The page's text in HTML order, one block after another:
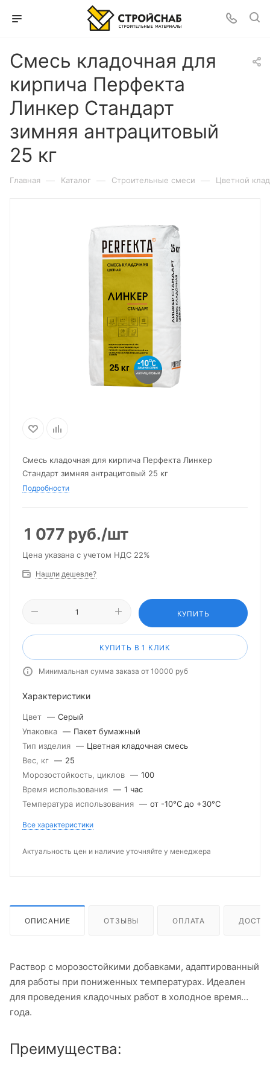
Смесь кладочная для
кирпича Перфекта
Линкер Стандарт
зимняя антрацитовый
25 кг
Главная — Каталог — Строительные смеси — Цветной
Смесь кладочная для кирпича Перфекта Линкер
Стандарт зимняя антрацитовый 25 кг
Подробности
1 077 руб./шт
Цена указана с учетом НДС 22%
Нашли дешевле?
КУПИТЬ
КУПИТЬ В 1 КЛИК
Минимальная сумма заказа от 10000 руб
Характеристики
Цвет — Серый
Упаковка — Пакет бумажный
Тип изделия — Цветная кладочная смесь
Вес, кг — 25
Морозостойкость, циклов — 100
Время использования — 1 час
Температура использования — от -10°С до +30°С
Все характеристики
Актуальность цен и наличие уточняйте у менеджера
ОПИСАНИЕ ОТЗЫВЫ ОПЛАТА
Раствор с морозостойкими добавками, адаптированный
для работы при пониженных температурах. Идеален
для проведения кладочных работ в холодное время
года.
Преимущества: